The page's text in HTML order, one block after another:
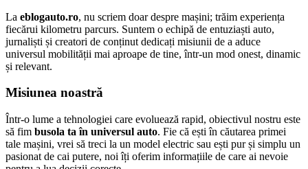
La eblogauto.ro, nu scriem doar despre mașini; trăim experiența
fiecărui kilometru parcurs. Suntem o echipă de entuziaști auto,
jurnaliști și creatori de conținut dedicați misiunii de a aduce
universul mobilității mai aproape de tine, într-un mod onest, dinamic
și relevant.
Misiunea noastră
Într-o lume a tehnologiei care evoluează rapid, obiectivul nostru este
să fim busola ta în universul auto. Fie că ești în căutarea primei
tale mașini, vrei să treci la un model electric sau ești pur și simplu un
pasionat de cai putere, noi îți oferim informațiile de care ai nevoie